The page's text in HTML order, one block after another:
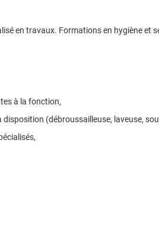
en travaux. Formations en hygiène et
à la fonction,
(débroussailleuse, laveuse,